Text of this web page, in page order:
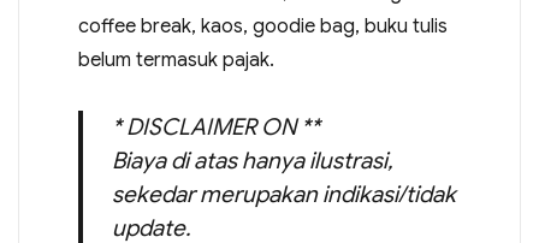
coffee break, kaos, goodie bag, buku tulis
belum termasuk pajak.
* DISCLAIMER ON **
Biaya di atas hanya ilustrasi,
sekedar merupakan indikasi/tidak
update.